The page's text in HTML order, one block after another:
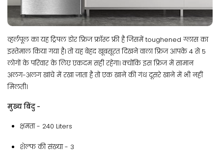
व्हर्लपूल का यह ट्रिपल डोर फ्रिज फ्रॉस्ट फ्री है जिसमें toughened ग्लास का
इस्तेमाल किया गया है। तो यह बेहद खूबसूरत दिखने वाला फ्रिज आपके 4 से 5
लोगों के परिवार के लिए एकदम सही रहेगा। क्योंकि इस फ्रिज में सामान
अलग-अलग खांचे में रखा जाता है तो एक खाने की गंध दूसरे खाने में भी नहीं
मिलती।
मुख्य बिंदु -
क्षमता​ - 240 Liters
शेल्फ की संख्या - 3